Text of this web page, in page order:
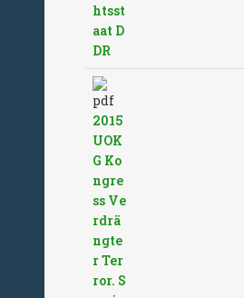
htsst
aat D
DR
2015
UOK
G Ko
ngre
ss Ve
rdrä
ngte
r Ter
ror. S